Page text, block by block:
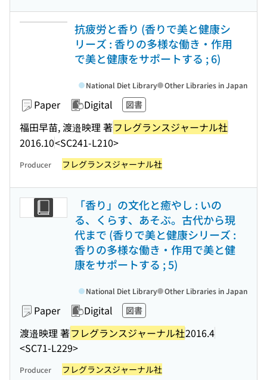
抗疲労と香り (香りで美と健康シ
リーズ : 香りの多様な働き・作用
で美と健康をサポートする ; 6)
Paper Digital 図書
福田早苗, 渡邉映理 著フレグランスジャーナル社
2016.10<SC241-L210>
National Diet Library Other Libraries in Japan
Producer フレグランスジャーナル社
「香り」の文化と癒やし : いの
る、くらす、あそぶ。古代から現
代まで (香りで美と健康シリーズ :
香りの多様な働き・作用で美と健
康をサポートする ; 5)
Paper Digital 図書
渡邉映理 著フレグランスジャーナル社2016.4
<SC71-L229>
National Diet Library Other Libraries in Japan
Producer フレグランスジャーナル社